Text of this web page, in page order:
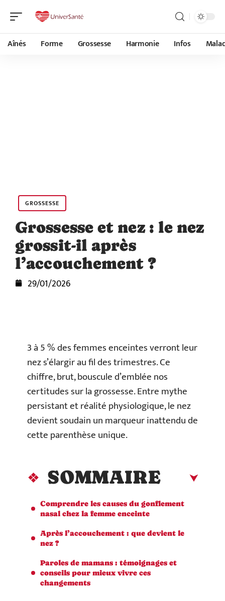
Aînés Forme Grossesse Harmonie Infos
GROSSESSE
Grossesse et nez : le nez
grossit-il après
l’accouchement ?
29/01/2026
3 à 5 % des femmes enceintes verront leur
nez s’élargir au fil des trimestres. Ce
chiffre, brut, bouscule d’emblée nos
certitudes sur la grossesse. Entre mythe
persistant et réalité physiologique, le nez
devient soudain un marqueur inattendu de
cette parenthèse unique.
SOMMAIRE
Comprendre les causes du gonflement
nasal chez la femme enceinte
Après l’accouchement : que devient le
nez ?
Paroles de mamans : témoignages et
conseils pour mieux vivre ces
changements